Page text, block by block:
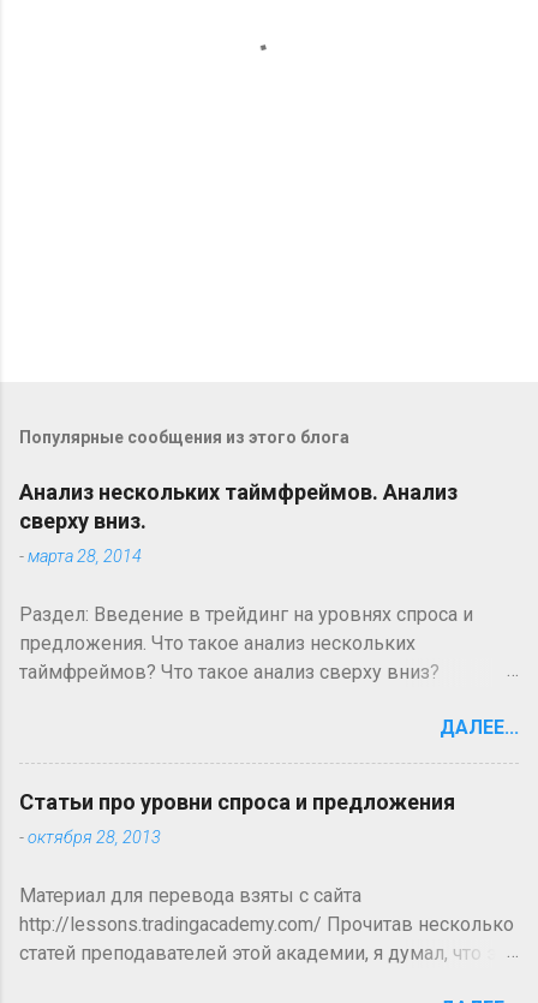
Популярные сообщения из этого блога
Анализ нескольких таймфреймов. Анализ
сверху вниз.
-марта 28, 2014
Раздел: Введение в трейдинг на уровнях спроса и
предложения. Что такое анализ нескольких
таймфреймов? Что такое анализ сверху вниз?
профессионалы, сталкиваются с понятием анализа
первым уровнем анализа, когда трейдер добивается
преимущество на рынке. Анализ нескольких
паре, но на нескольких таймфреймах. Хотя нет никаких
ограничений по количеству используемых
таймфреймов, тем не менее есть общие принципы,
ДАЛЕЕ...
Статьи про уровни спроса и предложения
-октября 28, 2013
Материал для перевода взяты с сайта
http://lessons.tradingacademy.com/ Прочитав несколько
статей преподавателей этой академии, я думал, что это